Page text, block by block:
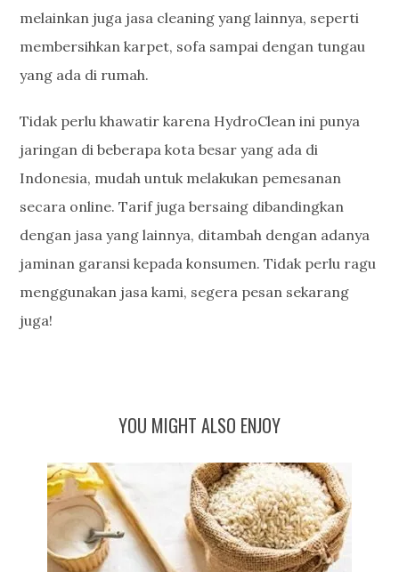
melainkan juga jasa cleaning yang lainnya, seperti
membersihkan karpet, sofa sampai dengan tungau
yang ada di rumah.
Tidak perlu khawatir karena HydroClean ini punya
jaringan di beberapa kota besar yang ada di
Indonesia, mudah untuk melakukan pemesanan
secara online. Tarif juga bersaing dibandingkan
dengan jasa yang lainnya, ditambah dengan adanya
jaminan garansi kepada konsumen. Tidak perlu ragu
menggunakan jasa kami, segera pesan sekarang
juga!
YOU MIGHT ALSO ENJOY